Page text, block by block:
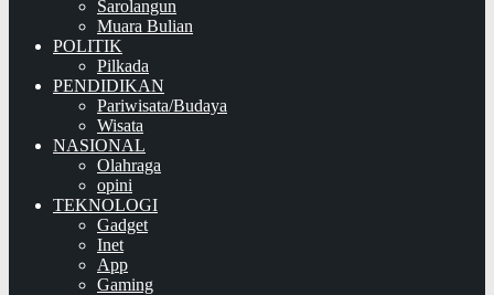
Sarolangun
Muara Bulian
POLITIK
Pilkada
PENDIDIKAN
Pariwisata/Budaya
Wisata
NASIONAL
Olahraga
opini
TEKNOLOGI
Gadget
Inet
App
Gaming